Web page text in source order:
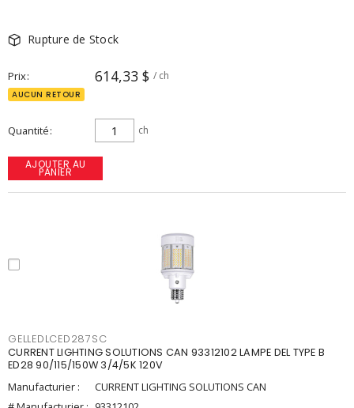
Rupture de Stock
Prix 614,33 $ / ch
AUCUN RETOUR
Quantité ch
AJOUTER AU
PANIER
GELLEDLCED287SC
CURRENT LIGHTING SOLUTIONS CAN 93312102 LAMPE DEL TYPE B
ED28 90/115/150W 3/4/5K 120V
Manufacturier :
CURRENT LIGHTING SOLUTIONS CAN